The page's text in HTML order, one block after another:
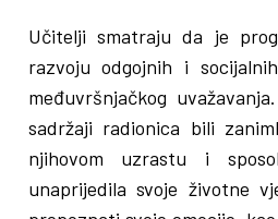
Učitelji smatraju da je
razvoju odgojnih i
međuvršnjačkog
sadržaji radionica bili
njihovom uzrastu i
unaprijedila svoje životne